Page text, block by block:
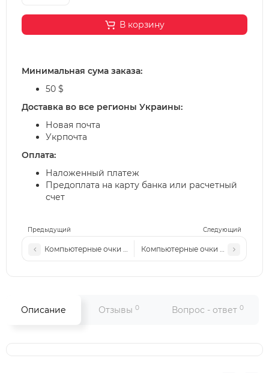
Предыдущий Следующий
Компьютерные очки 23091 Темная-сталь
Компьютерные очки 23091
В корзину
Минимальная сума заказа:
50 $
Доставка во все регионы Украины:
Новая почта
Укрпочта
Оплата:
Наложенный платеж
Предоплата на карту банка или расчетный
счет
Описание Отзывы 0 Вопрос - ответ 0